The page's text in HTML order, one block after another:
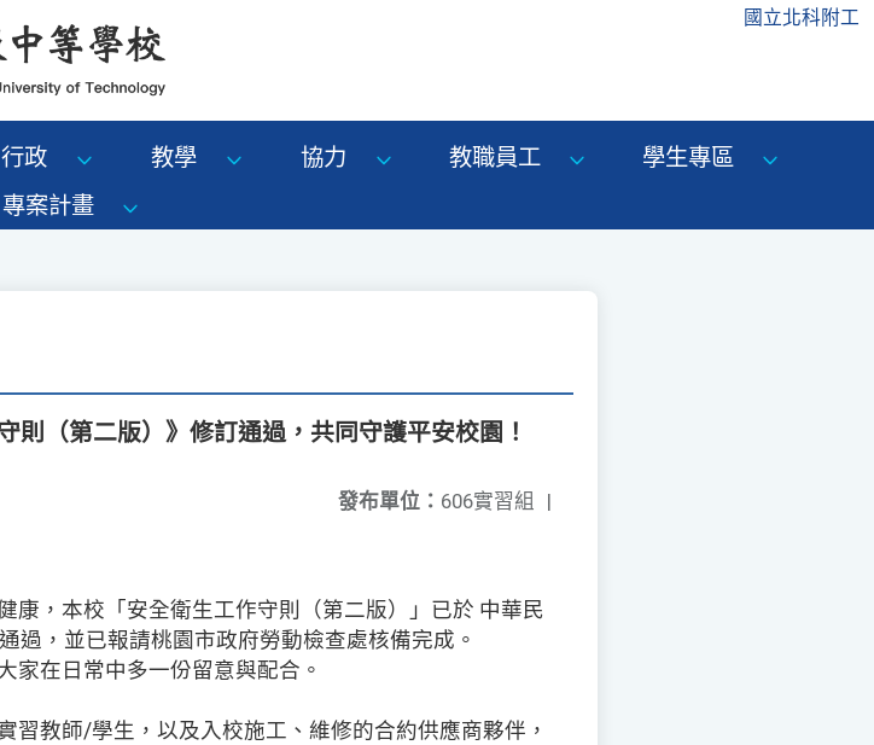
國立北科附工
行政 教學 協力 教職員工
學生專區
專案計畫
則（第二版）》修訂通過，共同守護平安校園！
發布單位： 606實習組 |
康，本校「安全衛生工作守則（第二版）」已於 中華民
過，並已報請桃園市政府勞動檢查處核備完成。
家在日常中多一份留意與配合。
習教師/學生，以及入校施工、維修的合約供應商夥伴，